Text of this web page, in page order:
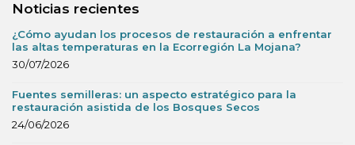
Noticias recientes
¿Cómo ayudan los procesos de restauración a enfrentar
las altas temperaturas en la Ecorregión La Mojana?
30/07/2026
Fuentes semilleras: un aspecto estratégico para la
restauración asistida de los Bosques Secos
24/06/2026